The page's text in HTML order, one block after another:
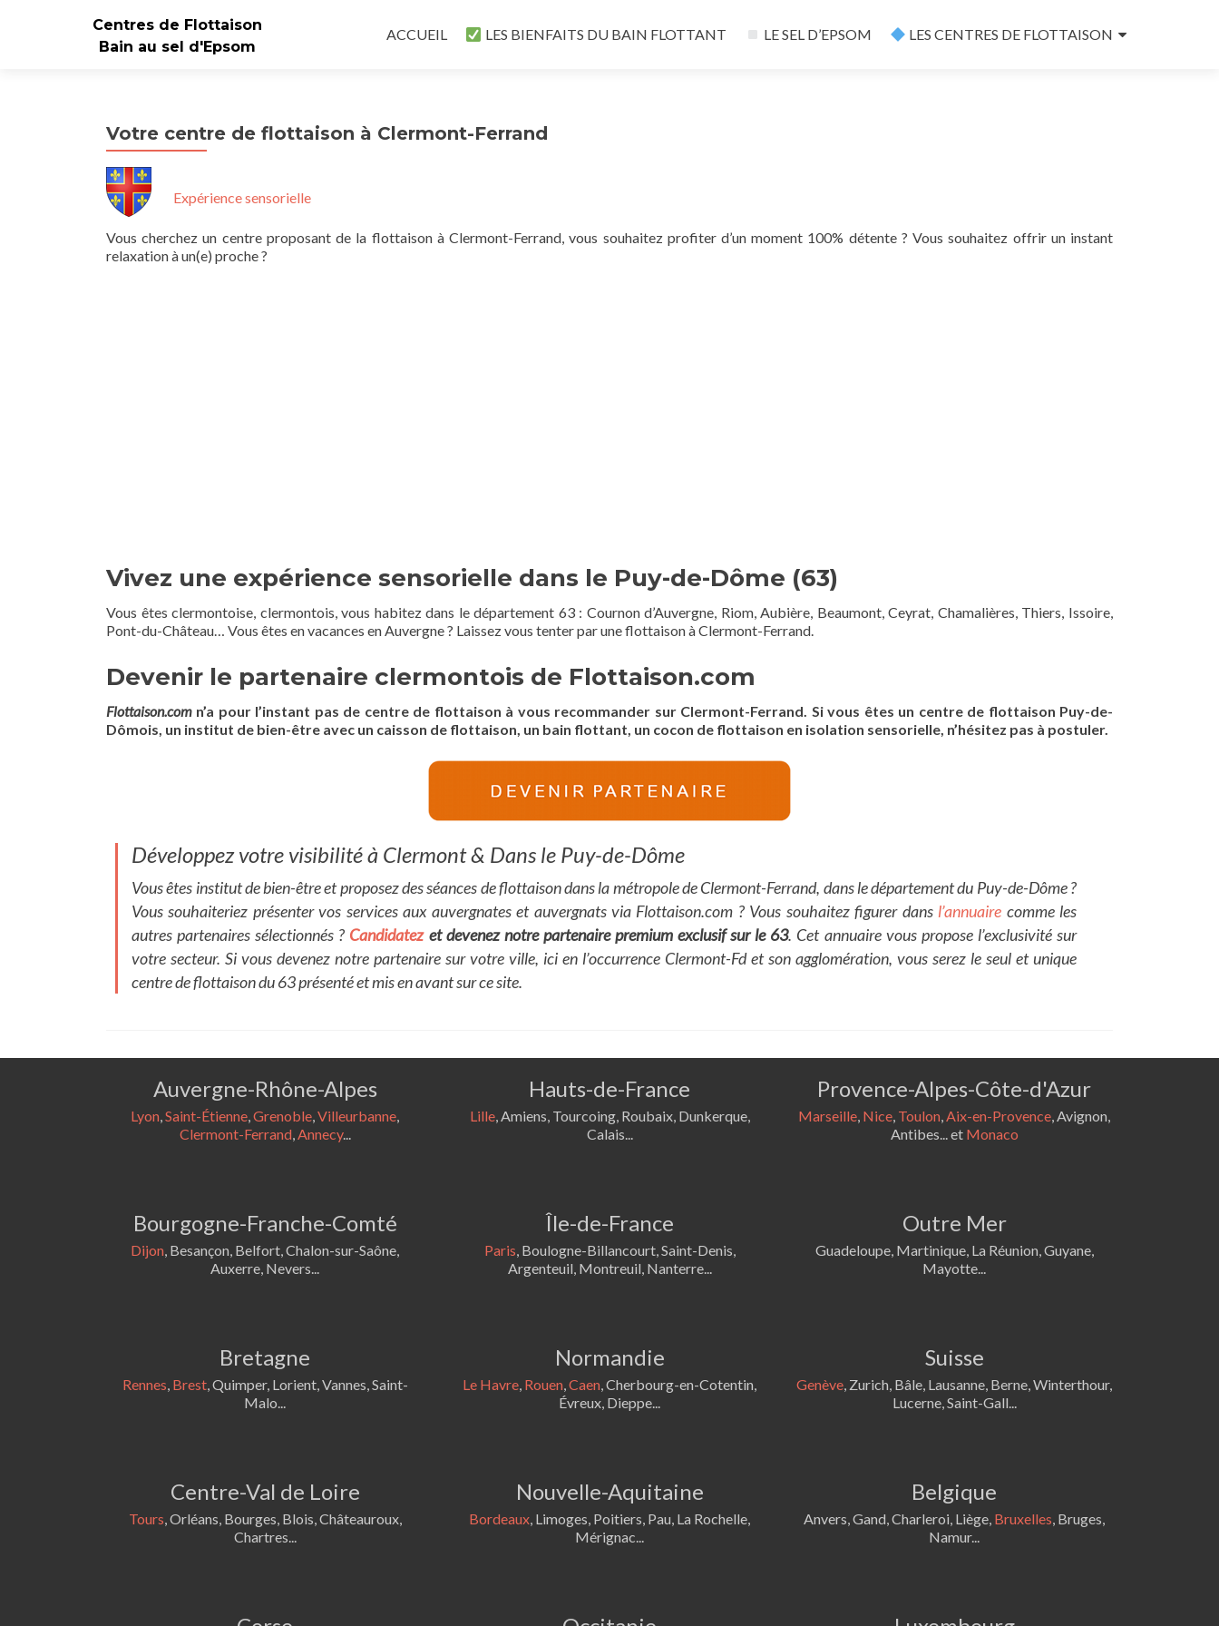
Centres de Flottaison
Bain au sel d'Epsom
to
ACCUEIL LES BIENFAITS DU BAIN FLOTTANT LE SEL D’EPSOM LES CENTRES DE FLOTTAISON
Votre centre de flottaison à Clermont-Ferrand
Expérience sensorielle
Vous cherchez un centre proposant de la flottaison à Clermont-Ferrand, vous souhaitez profiter d’un moment 100% détente ? Vous souhaitez offrir un instant
relaxation à un(e) proche ?
Vivez une expérience sensorielle dans le Puy-de-Dôme (63)
Vous êtes clermontoise, clermontois, vous habitez dans le département 63 : Cournon d’Auvergne, Riom, Aubière, Beaumont, Ceyrat, Chamalières, Thiers, Issoire,
Pont-du-Château… Vous êtes en vacances en Auvergne ? Laissez vous tenter par une flottaison à Clermont-Ferrand.
Devenir le partenaire clermontois de Flottaison.com
Flottaison.com n’a pour l’instant pas de centre de flottaison à vous recommander sur Clermont-Ferrand. Si vous êtes un centre de flottaison Puy-de-
Dômois, un institut de bien-être avec un caisson de flottaison, un bain flottant, un cocon de flottaison en isolation sensorielle, n’hésitez pas à postuler.
Développez votre visibilité à Clermont & Dans le Puy-de-Dôme
Vous êtes institut de bien-être et proposez des séances de flottaison dans la métropole de Clermont-Ferrand, dans le département du Puy-de-Dôme ?
Vous souhaiteriez présenter vos services aux auvergnates et auvergnats via Flottaison.com ? Vous souhaitez figurer dans l’annuaire comme les
autres partenaires sélectionnés ? Candidatezet devenez notre partenaire premium exclusif sur le 63. Cet annuaire vous propose l’exclusivité sur
votre secteur. Si vous devenez notre partenaire sur votre ville, ici en l’occurrence Clermont-Fd et son agglomération, vous serez le seul et unique
centre de flottaison du 63 présenté et mis en avant sur ce site.
Auvergne-Rhône-Alpes
Lyon,Saint-Étienne,Grenoble,Villeurbanne,
Clermont-Ferrand,Annecy...
Bourgogne-Franche-Comté
Dijon, Besançon, Belfort, Chalon-sur-Saône,
Auxerre, Nevers...
Bretagne
Rennes, Brest, Quimper, Lorient, Vannes, Saint-
Malo...
Centre-Val de Loire
Tours, Orléans, Bourges, Blois, Châteauroux,
Chartres...
Hauts-de-France
Lille, Amiens, Tourcoing, Roubaix, Dunkerque,
Calais...
Île-de-France
Paris, Boulogne-Billancourt, Saint-Denis,
Argenteuil, Montreuil, Nanterre...
Normandie
Le Havre, Rouen,Caen, Cherbourg-en-Cotentin,
Évreux, Dieppe...
Nouvelle-Aquitaine
Bordeaux, Limoges, Poitiers, Pau, La Rochelle,
Mérignac...
Provence-Alpes-Côte-d'Azur
Marseille, Nice, Toulon,Aix-en-Provence, Avignon,
Antibes... et Monaco
Outre Mer
Guadeloupe, Martinique, La Réunion, Guyane,
Mayotte...
Suisse
Genève, Zurich, Bâle, Lausanne, Berne, Winterthour,
Lucerne, Saint-Gall...
Belgique
Anvers, Gand, Charleroi, Liège, Bruxelles, Bruges,
Namur...